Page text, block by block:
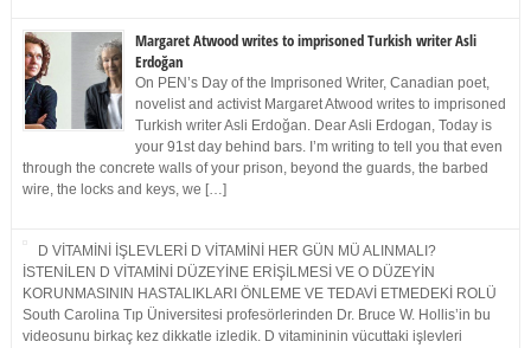
Margaret Atwood writes to imprisoned Turkish writer Asli
Erdoğan
On PEN’s Day of the Imprisoned Writer, Canadian poet,
novelist and activist Margaret Atwood writes to imprisoned
Turkish writer Asli Erdoğan. Dear Asli Erdogan, Today is
your 91st day behind bars. I’m writing to tell you that even
through the concrete walls of your prison, beyond the guards, the barbed
wire, the locks and keys, we […]
D VİTAMİNİ İŞLEVLERİ D VİTAMİNİ HER GÜN MÜ ALINMALI?
İSTENİLEN D VİTAMİNİ DÜZEYİNE ERİŞİLMESİ VE O DÜZEYİN
KORUNMASININ HASTALIKLARI ÖNLEME VE TEDAVİ ETMEDEKİ ROLÜ
South Carolina Tıp Üniversitesi profesörlerinden Dr. Bruce W. Hollis’in bu
videosunu birkaç kez dikkatle izledik. D vitamininin vücuttaki işlevleri